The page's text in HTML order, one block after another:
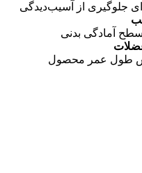
جلوگیری از آسیب‌دیدگی
آمادگی بدنی
طول عمر محصول